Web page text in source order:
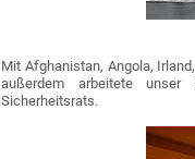
Mit Afghanistan, Angola,
außerdem arbeitete unser
Sicherheitsrats.